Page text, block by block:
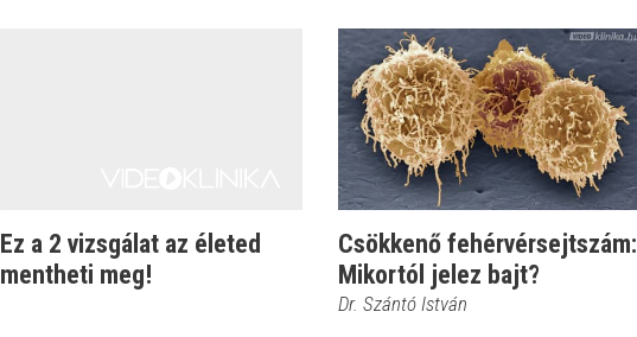
Ez a 2 vizsgálat az életed
mentheti meg!
Csökkenő fehérvérsejtszám:
Mikortól jelez bajt?
Dr. Szántó István